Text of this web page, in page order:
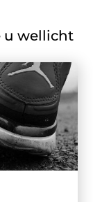
u wellicht